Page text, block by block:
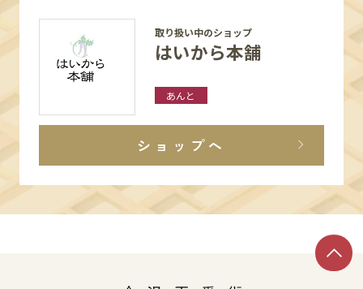
取り扱い中のショップ
はいから本舗
あんと
ショップへ